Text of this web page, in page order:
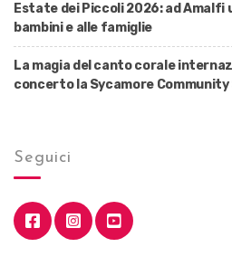
Estate dei Piccoli 2026: ad Amalfi
bambini e alle famiglie
La magia del canto corale
concerto la Sycamore Community
Seguici